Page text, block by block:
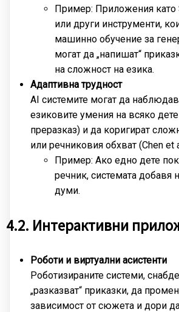
Пример: Приложения като
или други инструменти,
машинно обучение за
могат да „напишат“
на сложност на езика.
Адаптивна трудност
AI системите могат да
езиковите умения на всяко
преразказ) и да коригират
или речниковия обхват (Chen et
Пример: Ако едно дете
речник, системата добавя
думи.
4.2. Интерактивни
Роботи и виртуални асистенти
Роботизираните системи,
„разказват“ приказки, да
зависимост от сюжета и дори да